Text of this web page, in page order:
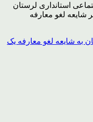
استانداری لرستان
شایعه لغو معارفه